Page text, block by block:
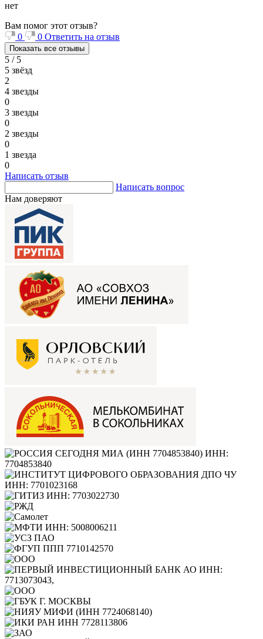
нет
Вам помог этот отзыв?
0
0 Ответить на отзыв
Показать все отзывы
5 / 5
5 звёзд
2
4 звезды
0
3 звезды
0
2 звезды
0
1 звезда
0
Написать отзыв
Написать вопрос
Нам доверяют